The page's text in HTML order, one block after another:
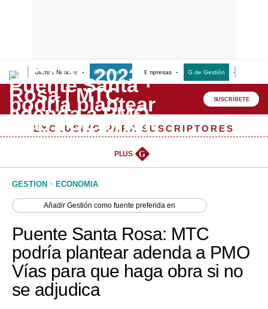
Últimas Noticias Empresas G Empresas G de Gestión
Lo último
Peru Quiosco
Management & Empleo
Perú
Política
Tu Dinero
SUSCRÍBETE
EXCLUSIVO PARA SUSCRIPTORES
PLUS G
GESTION > ECONOMIA
AñadirGestión como fuente preferida en
Puente Santa Rosa: MTC
podría plantear adenda a PMO
Vías para que haga obra si no
se adjudica